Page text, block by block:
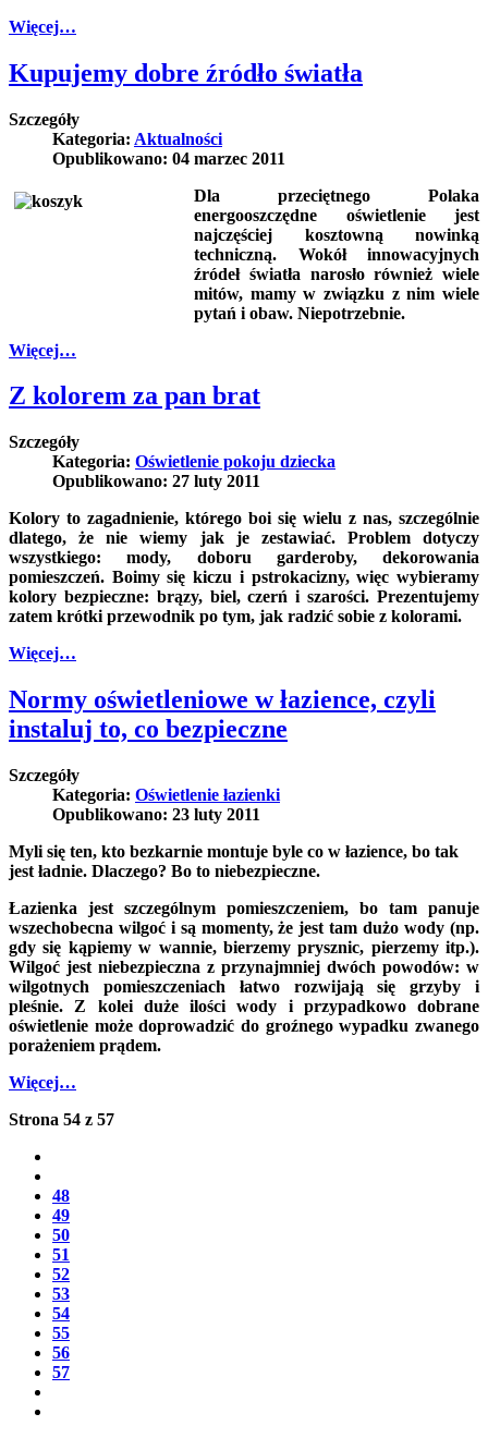
Więcej…
Kupujemy dobre źródło światła
Szczegóły
Kategoria: Aktualności
Opublikowano: 04 marzec 2011
Dla przeciętnego Polaka
energooszczędne oświetlenie jest
najczęściej kosztowną nowinką
techniczną. Wokół innowacyjnych
źródeł światła narosło również wiele
mitów, mamy w związku z nim wiele
pytań i obaw. Niepotrzebnie.
Więcej…
Z kolorem za pan brat
Szczegóły
Kategoria: Oświetlenie pokoju dziecka
Opublikowano: 27 luty 2011
Kolory to zagadnienie, którego boi się wielu z nas, szczególnie
dlatego, że nie wiemy jak je zestawiać. Problem dotyczy
wszystkiego: mody, doboru garderoby, dekorowania
pomieszczeń. Boimy się kiczu i pstrokacizny, więc wybieramy
kolory bezpieczne: brązy, biel, czerń i szarości. Prezentujemy
zatem krótki przewodnik po tym, jak radzić sobie z kolorami.
Więcej…
Normy oświetleniowe w łazience, czyli
instaluj to, co bezpieczne
Szczegóły
Kategoria: Oświetlenie łazienki
Opublikowano: 23 luty 2011
Myli się ten, kto bezkarnie montuje byle co w łazience, bo tak
jest ładnie. Dlaczego? Bo to niebezpieczne.
Łazienka jest szczególnym pomieszczeniem, bo tam panuje
wszechobecna wilgoć i są momenty, że jest tam dużo wody (np.
gdy się kąpiemy w wannie, bierzemy prysznic, pierzemy itp.).
Wilgoć jest niebezpieczna z przynajmniej dwóch powodów: w
wilgotnych pomieszczeniach łatwo rozwijają się grzyby i
pleśnie. Z kolei duże ilości wody i przypadkowo dobrane
oświetlenie może doprowadzić do groźnego wypadku zwanego
porażeniem prądem.
Więcej…
Strona 54 z 57
48
49
50
51
52
53
54
55
56
57